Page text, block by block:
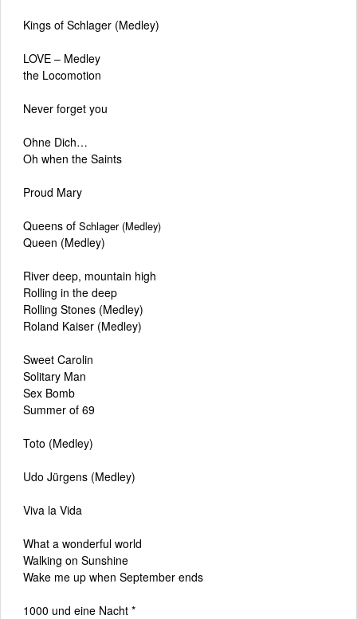
Kings of Schlager (Medley)
LOVE – Medley
the Locomotion
Never forget you
Ohne Dich…
Oh when the Saints
Proud Mary
Queens of Schlager (Medley)
Queen (Medley)
River deep, mountain high
Rolling in the deep
Rolling Stones (Medley)
Roland Kaiser (Medley)
Sweet Carolin
Solitary Man
Sex Bomb
Summer of 69
Toto (Medley)
Udo Jürgens (Medley)
Viva la Vida
What a wonderful world
Walking on Sunshine
Wake me up when September ends
1000 und eine Nacht *